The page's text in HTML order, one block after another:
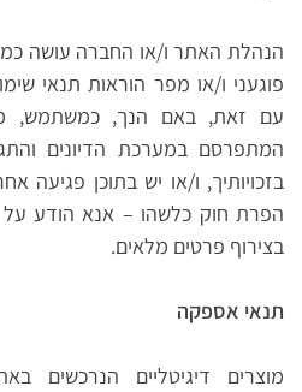
הנהלת האתר ו/או החברה עושה
פוגעני ו/או מפר הוראות תנאי
עם זאת, באם הנך, כמשתמש,
המתפרסם במערכת הדיונים
בזכויותיך, ו/או יש בתוכן פגיעה
הפרת חוק כלשהו – אנא הודע
בצירוף פרטים מלאים.
תנאי אספקה
מוצרים דיגיטליים הנרכשים